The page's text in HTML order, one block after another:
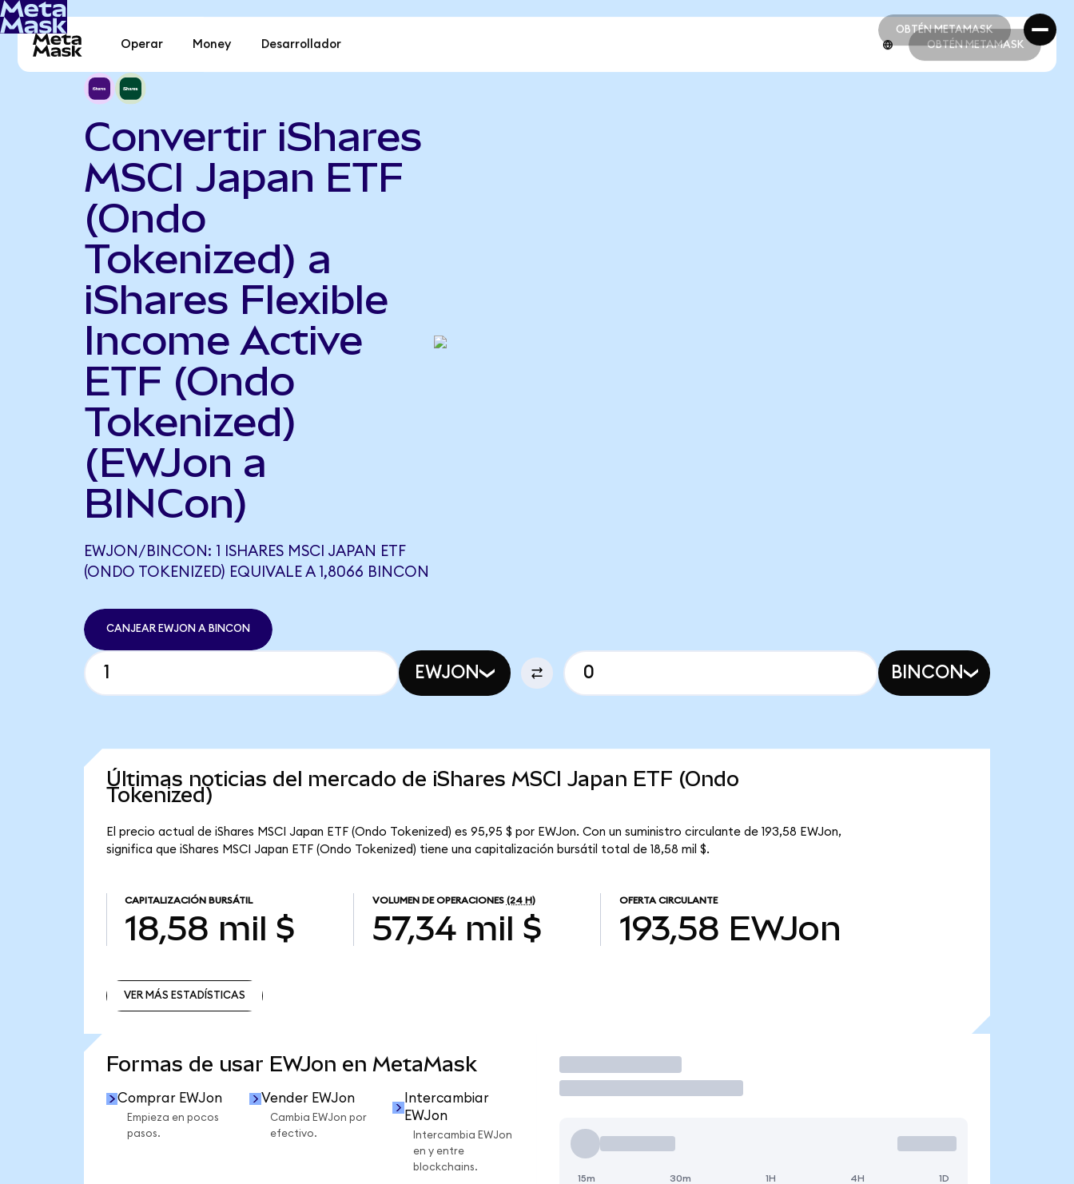
OBTÉN METAMASK
OBTÉN METAMASK
Operar Money Desarrollador OBTÉN METAMASK
Convertir iShares
MSCI Japan ETF
(Ondo
Tokenized) a
iShares Flexible
Income Active
ETF (Ondo
Tokenized)
(EWJon a
BINCon)
EWJON/BINCON: 1 ISHARES MSCI JAPAN ETF
(ONDO TOKENIZED) EQUIVALE A 1,8066 BINCON
CANJEAR EWJON A BINCON
EWJON BINCON
Últimas noticias del mercado de iShares MSCI Japan ETF (Ondo
Tokenized)
El precio actual de iShares MSCI Japan ETF (Ondo Tokenized) es 95,95 $ por EWJon. Con un suministro circulante de 193,58 EWJon,
significa que iShares MSCI Japan ETF (Ondo Tokenized) tiene una capitalización bursátil total de 18,58 mil $.
CAPITALIZACIÓN BURSÁTIL
18,58 mil $
VOLUMEN DE OPERACIONES (24 H)
57,34 mil $
OFERTA CIRCULANTE
193,58 EWJon
VER MÁS ESTADÍSTICAS
Formas de usar EWJon en MetaMask
Comprar EWJon
Empieza en pocos
pasos.
Vender EWJon
Cambia EWJon por
efectivo.
Intercambiar
EWJon
Intercambia EWJon
en y entre
blockchains.
Operar
15m 30m 1H 4H 1D